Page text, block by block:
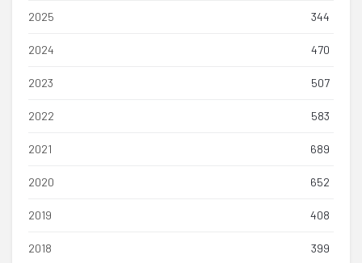
2025 344
2024 470
2023 507
2022 583
2021 689
2020 652
2019 408
2018 399